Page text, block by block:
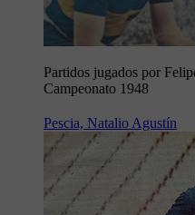
Partidos jugados por
Campeonato 1948
Pescia, Natalio Agustín